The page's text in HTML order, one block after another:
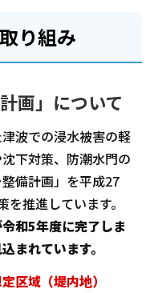
り組み
画」について
波での浸水被害の軽
下対策、防潮水門の
備計画」を平成27
推進しています。
和5年度に完了しま
まれています。
区域（堤内地）